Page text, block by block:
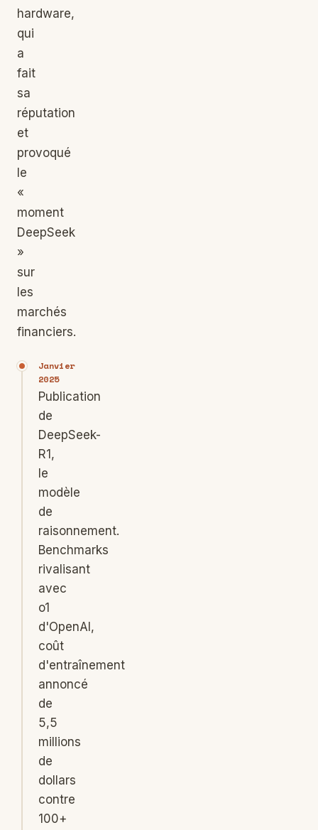
hardware,
qui
a
fait
sa
réputation
et
provoqué
le
«
moment
DeepSeek
»
sur
les
marchés
financiers.
Janvier
2025
Publication
de
DeepSeek-
R1,
le
modèle
de
raisonnement.
Benchmarks
rivalisant
avec
o1
d'OpenAI,
coût
d'entraînement
annoncé
de
5,5
millions
de
dollars
contre
100+